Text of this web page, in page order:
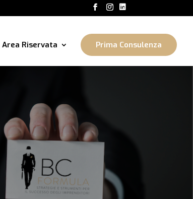
Area Riservata Prima Consulenza